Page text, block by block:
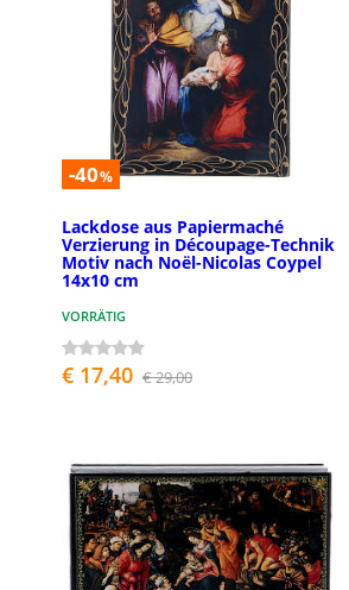
-40%
Lackdose aus Papiermaché
Verzierung in Découpage-Technik
Motiv nach Noël-Nicolas Coypel
14x10 cm
VORRÄTIG
€ 17,40 € 29,00